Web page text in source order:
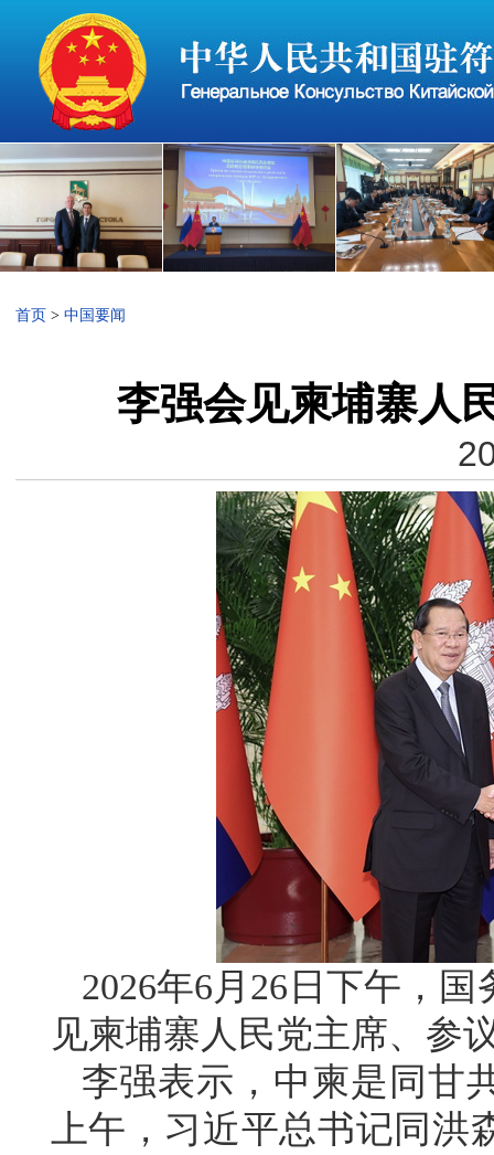
首页 > 中国要闻
李强会见柬埔寨人
2026年6月26日下午，
见柬埔寨人民党主席、参
李强表示，中柬是同甘
上午，习近平总书记同